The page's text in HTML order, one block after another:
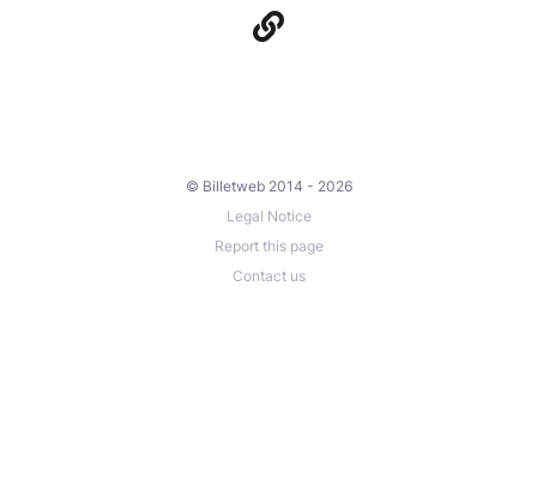
© Billetweb 2014 - 2026
Legal Notice
Report this page
Contact us